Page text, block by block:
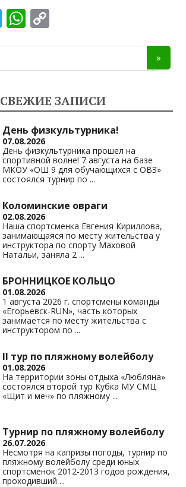
T
gr
a
m
W
s
A
p
p
y
Li
n
k
СВЕЖИЕ ЗАПИСИ
День физкультурника!
07.08.2026
День физкультурника прошел на
спортивной волне! 7 августа на базе
МКОУ «ОШ 9 для обучающихся с ОВЗ»
состоялся турнир по ...
Коломинские овраги
02.08.2026
Наша спортсменка Евгения Кириллова,
занимающаяся по месту жительства у
инструктора по спорту Маховой
Натальи, заняла 2 ...
БРОННИЦКОЕ КОЛЬЦО
01.08.2026
1 августа 2026 г. спортсмены команды
«Егорьевск-RUN», часть которых
занимается по месту жительства с
инструктором по ...
II тур по пляжному волейболу
01.08.2026
На территории зоны отдыха «Любляна»
состоялся второй тур Кубка МУ СМЦ
«Щит и меч» по пляжному ...
Турнир по пляжному волейболу
26.07.2026
Несмотря на капризы погоды, турнир по
пляжному волейболу среди юных
спортсменок 2012-2013 годов рождения,
проходивший ...